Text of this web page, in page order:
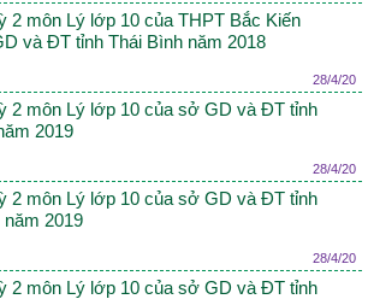
2 môn Lý lớp 10 của THPT Bắc Kiến
và ĐT tỉnh Thái Bình năm 2018
28/4/20
2 môn Lý lớp 10 của sở GD và ĐT tỉnh
2019
28/4/20
2 môn Lý lớp 10 của sở GD và ĐT tỉnh
2019
28/4/20
2 môn Lý lớp 10 của sở GD và ĐT tỉnh